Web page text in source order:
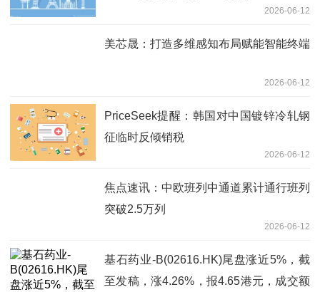
2026-06-12
美芯晟：打造多维感知布局赋能智能终端
2026-06-12
PriceSeek提醒：韩国对中国镀锌冷轧钢
征临时反倾销税
2026-06-12
焦点速讯：中欧班列中通道累计通行班列
突破2.5万列
2026-06-12
基石药业-B(02616.HK)尾盘涨近5%，截
至发稿，涨4.26%，报4.65港元，成交额